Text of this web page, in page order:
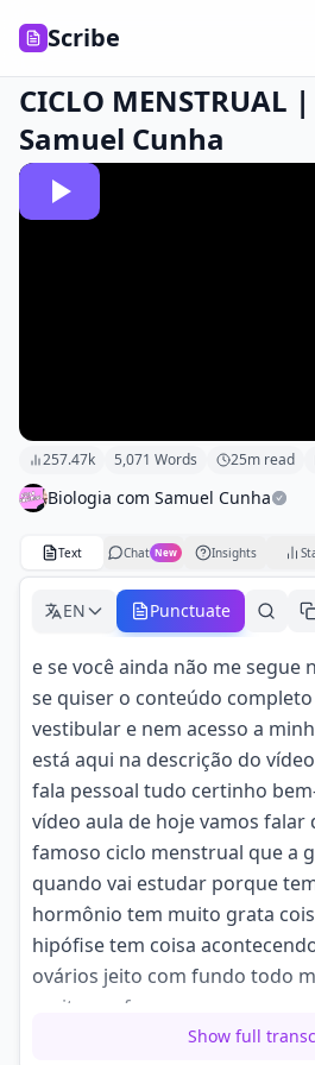
Scribe
CICLO MENSTRUAL
Samuel Cunha
257.47k 5,071 Words 25m read
Biologia com Samuel Cunha
Text Chat New Insights
EN Punctuate
e se você ainda não me segue
se quiser o conteúdo
vestibular e nem acesso a
está aqui na descrição do
fala pessoal tudo certinho
vídeo aula de hoje vamos
famoso ciclo menstrual que a
quando vai estudar porque
hormônio tem muito grata
hipófise tem coisa
ovários jeito com fundo todo
muito confuso
mais calma calma que os seus
Show full